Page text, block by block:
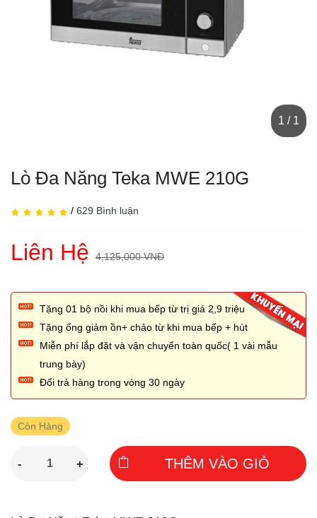
1 / 1
Lò Đa Năng Teka MWE 210G
/ 629 Bình luận
Liên Hệ 4,125,000 VNĐ
Tặng 01 bộ nồi khi mua bếp từ trị giá 2,̣9 triệu
Tặng ống giảm ồn+ chảo từ khi mua bếp + hút
Miễn phí lắp đặt và vận chuyển toàn quốc( 1 vài mẫu
trung bày)
Đổi trả hàng trong vòng 30 ngày
Còn Hàng
- + THÊM VÀO GIỎ